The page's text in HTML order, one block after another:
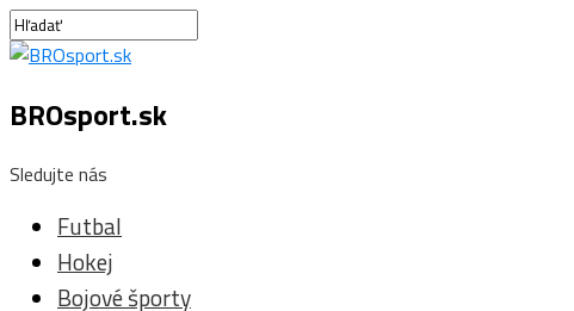
BROsport.sk
Sledujte nás
Futbal
Hokej
Bojové športy